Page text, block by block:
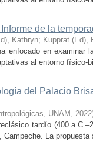
de la
Kathryn; Kupprat (Ed),
enfocado en examinar
al entorno físico-
del Palacio
UNAM , 2022
tardío (400
La